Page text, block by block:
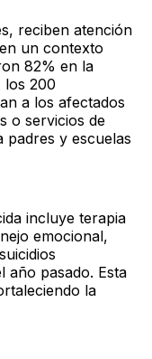
reciben atención
un contexto
82% en la
los 200
a los afectados
o servicios de
padres y escuelas
incluye terapia
emocional,
año pasado. Esta
la